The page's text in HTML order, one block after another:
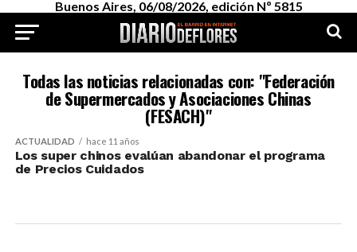
Buenos Aires, 06/08/2026, edición Nº 5815
Todas las noticias relacionadas con: "Federación
de Supermercados y Asociaciones Chinas
(FESACH)"
ACTUALIDAD hace 11 años
Los super chinos evalúan abandonar el programa
de Precios Cuidados